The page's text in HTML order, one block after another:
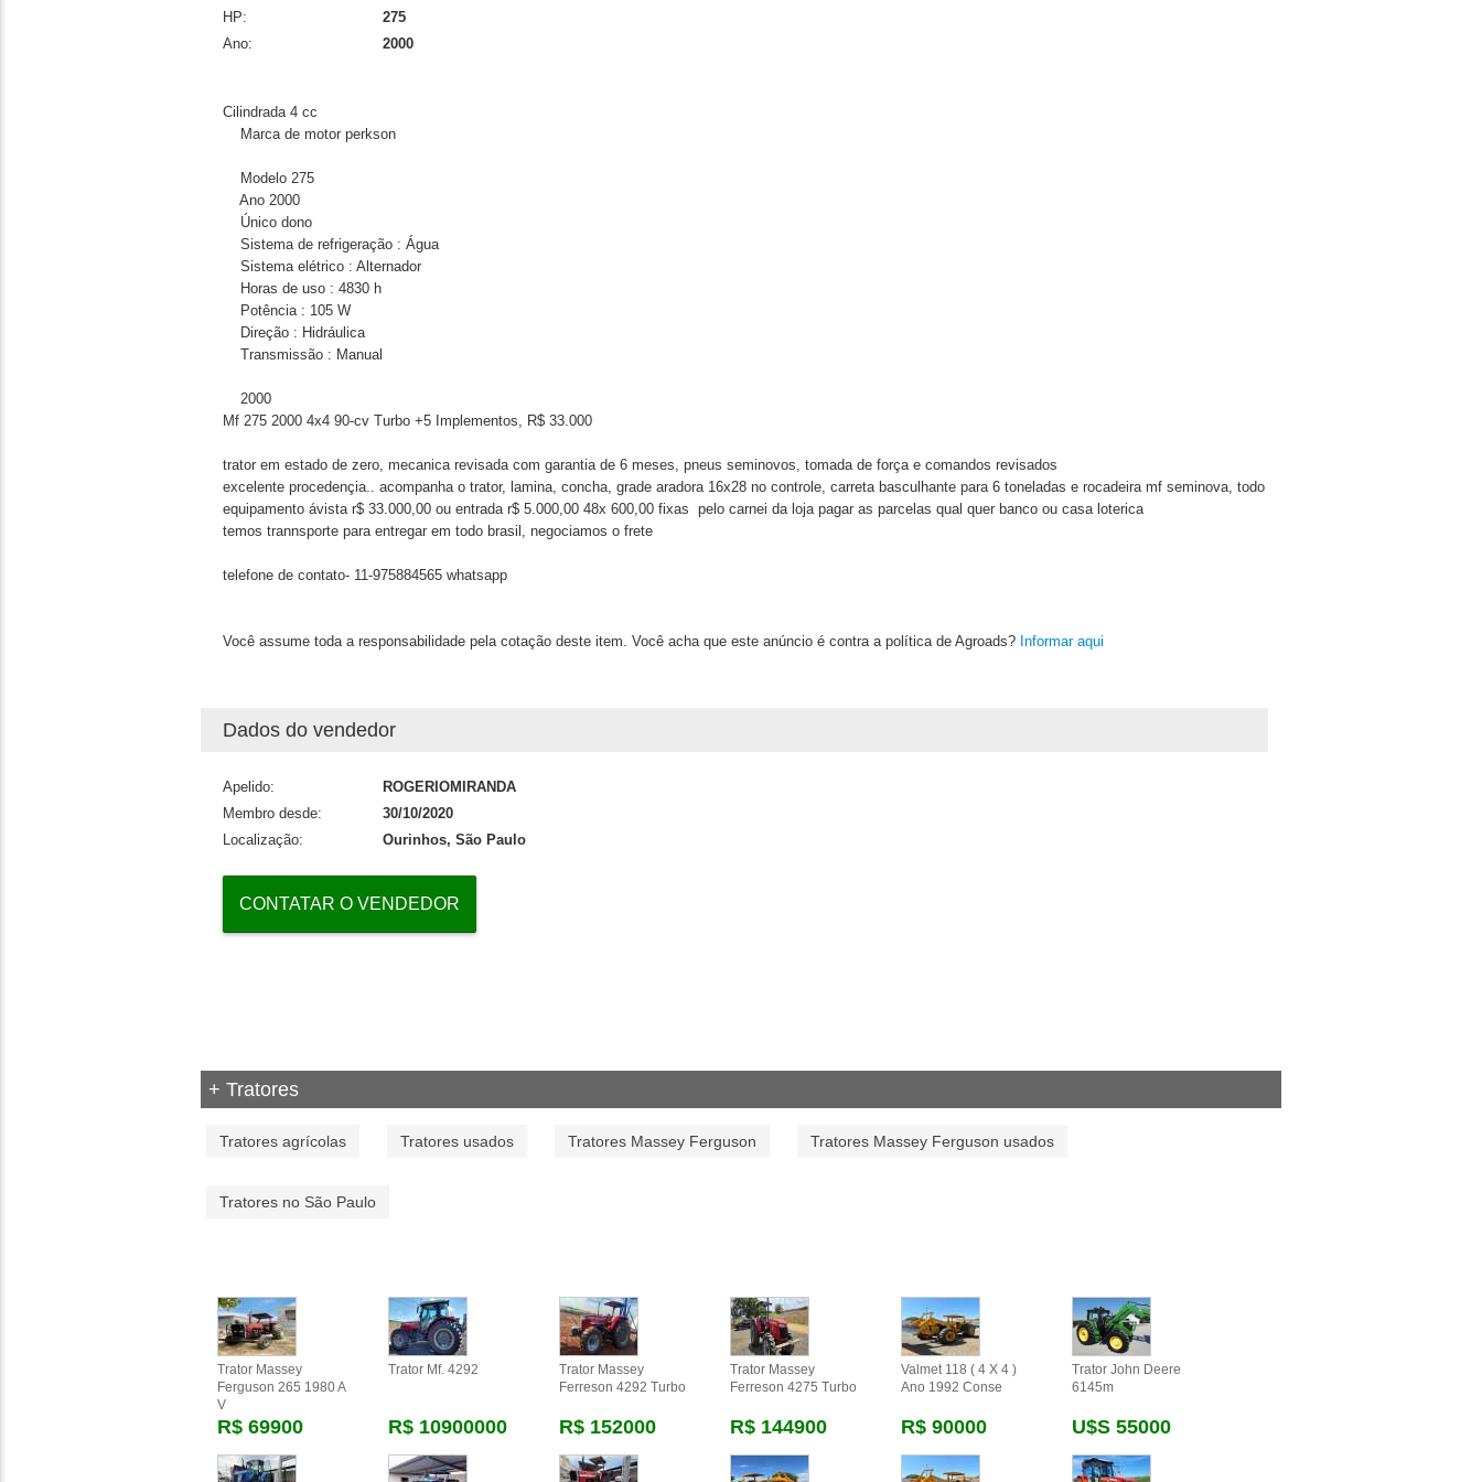
HP:
275
Ano:
2000
Cilindrada 4 cc
Marca de motor perkson
Modelo 275
Ano 2000
Único dono
Sistema de refrigeração : Água
Sistema elétrico : Alternador
Horas de uso : 4830 h
Potência : 105 W
Direção : Hidráulica
Transmissão : Manual
2000
Mf 275 2000 4x4 90-cv Turbo +5 Implementos, R$ 33.000
trator em estado de zero, mecanica revisada com garantia de 6 meses, pneus seminovos, tomada de força e comandos revisados
excelente procedençia.. acompanha o trator, lamina, concha, grade aradora 16x28 no controle, carreta basculhante para 6 toneladas e rocadeira mf seminova, todo
equipamento ávista r$ 33.000,00 ou entrada r$ 5.000,00 48x 600,00 fixas pelo carnei da loja pagar as parcelas qual quer banco ou casa loterica
temos trannsporte para entregar em todo brasil, negociamos o frete
telefone de contato- 11-975884565 whatsapp
Você assume toda a responsabilidade pela cotação deste item. Você acha que este anúncio é contra a política de Agroads? Informar aqui
Dados do vendedor
Apelido:
ROGERIOMIRANDA
Membro desde:
30/10/2020
Localização:
Ourinhos, São Paulo
CONTATAR O VENDEDOR
+ Tratores
Tratores agrícolas Tratores usados Tratores Massey Ferguson Tratores Massey Ferguson usados
Tratores no São Paulo
Trator Massey
Ferguson 265 1980 A
V
R$ 69900
Trator Mf. 4292
R$ 10900000
Trator Massey
Ferreson 4292 Turbo
R$ 152000
Trator Massey
Ferreson 4275 Turbo
R$ 144900
Valmet 118 ( 4 X 4 )
Ano 1992 Conse
R$ 90000
Trator John Deere
6145m
U$s 55000